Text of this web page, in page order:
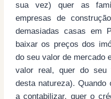
sua vez) quer as
empresas de
demasiadas casas em
baixar os preços dos
do seu valor de mercado
valor real, quer do
desta natureza). Quando
a contabilizar, quer o